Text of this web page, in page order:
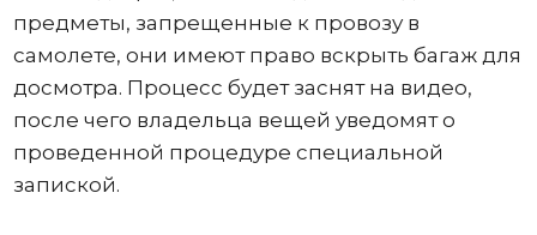
предметы, запрещенные к провозу в
самолете, они имеют право вскрыть багаж для
досмотра. Процесс будет заснят на видео,
после чего владельца вещей уведомят о
проведенной процедуре специальной
запиской.